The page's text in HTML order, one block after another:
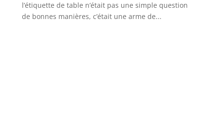
l’étiquette de table n’était pas une simple question
de bonnes manières, c’était une arme de...